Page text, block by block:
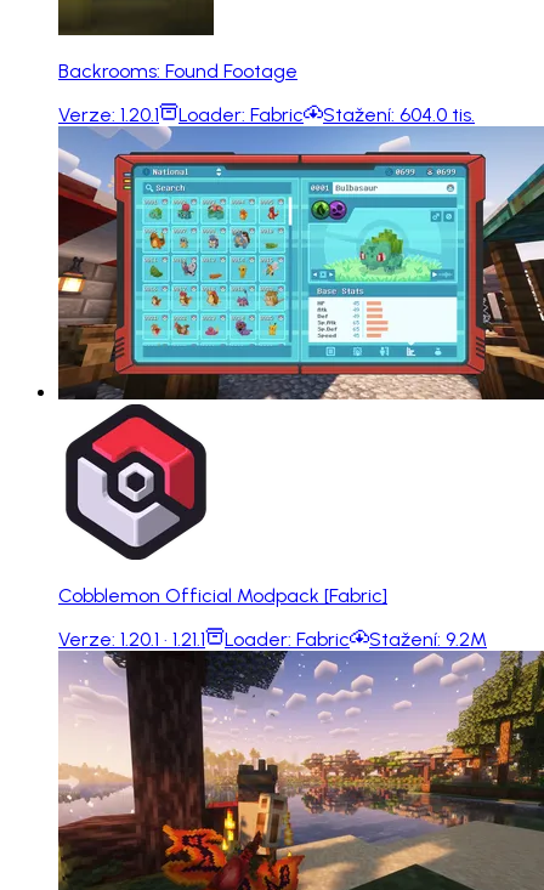
Backrooms: Found Footage
Verze: 1.20.1 Loader: Fabric Stažení: 604.0 tis.
Cobblemon Official Modpack [Fabric]
Verze: 1.20.1 · 1.21.1 Loader: Fabric Stažení: 9.2M